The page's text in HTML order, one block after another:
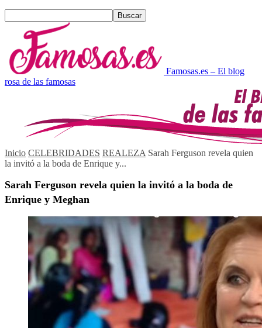
Famosas.es – El blog
rosa de las famosas
Inicio CELEBRIDADES REALEZA Sarah Ferguson revela quien
la invitó a la boda de Enrique y...
Sarah Ferguson revela quien la invitó a la boda de
Enrique y Meghan